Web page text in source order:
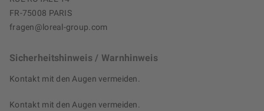
FR-75008 PARIS
fragen@loreal-group.com
Sicherheitshinweis / Warnhinweis
Kontakt mit den Augen vermeiden.
Kontakt mit den Augen vermeiden.